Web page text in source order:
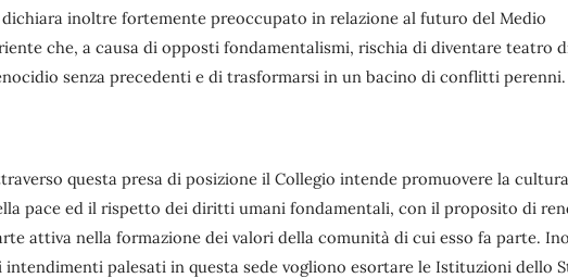
dichiara inoltre fortemente preoccupato in relazione al futuro del Medio
che, a causa di opposti fondamentalismi, rischia di diventare teatro
senza precedenti e di trasformarsi in un bacino di conflitti perenni.
questa presa di posizione il Collegio intende promuovere la cultura
pace ed il rispetto dei diritti umani fondamentali, con il proposito di
attiva nella formazione dei valori della comunità di cui esso fa parte.
intendimenti palesati in questa sede vogliono esortare le Istituzioni dello